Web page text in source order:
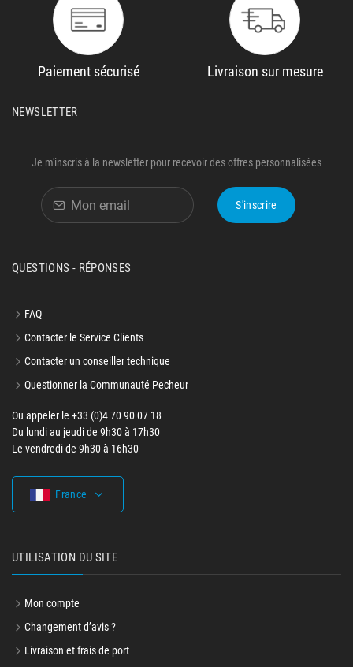
Paiement sécurisé Livraison sur mesure
NEWSLETTER
Je m'inscris à la newsletter pour recevoir des offres personnalisées
S'inscrire
QUESTIONS - RÉPONSES
FAQ
Contacter le Service Clients
Contacter un conseiller technique
Questionner la Communauté Pecheur
Ou appeler le +33 (0)4 70 90 07 18
Du lundi au jeudi de 9h30 à 17h30
Le vendredi de 9h30 à 16h30
France
UTILISATION DU SITE
Mon compte
Changement d’avis ?
Livraison et frais de port